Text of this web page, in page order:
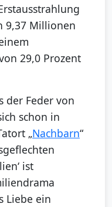
9,37 Millionen
29,0 Prozent
der Feder von
schon in
„Nachbarn“
ist
Liebe ein